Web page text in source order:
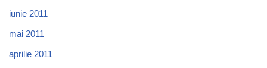
iunie 2011
mai 2011
aprilie 2011